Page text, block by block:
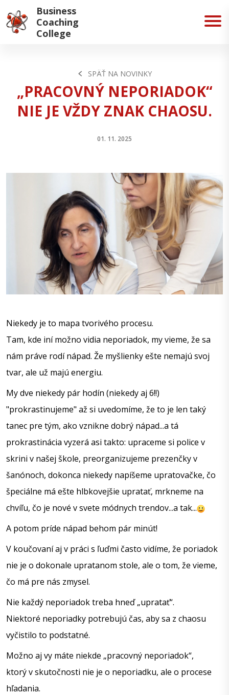
Business
Coaching
College
SPÄŤ NA NOVINKY
„PRACOVNÝ NEPORIADOK“
NIE JE VŽDY ZNAK CHAOSU.
01. 11. 2025
Niekedy je to mapa tvorivého procesu.
Tam, kde iní možno vidia neporiadok, my vieme, že sa
nám práve rodí nápad. Že myšlienky ešte nemajú svoj
tvar, ale už majú energiu.
My dve niekedy pár hodín (niekedy aj 6!!)
"prokrastinujeme" až si uvedomíme, že to je len taký
tanec pre tým, ako vznikne dobrý nápad...a tá
prokrastinácia vyzerá asi takto: upraceme si police v
skrini v našej škole, preorganizujeme prezenčky v
šanónoch, dokonca niekedy napíšeme upratovačke, čo
špeciálne má ešte hlbkovejšie upratať, mrkneme na
chvíľu, čo je nové v svete módnych trendov...a tak...
A potom príde nápad behom pár minút!
V koučovaní aj v práci s ľuďmi často vidíme, že poriadok
nie je o dokonale upratanom stole, ale o tom, že vieme,
čo má pre nás zmysel.
Nie každý neporiadok treba hneď „upratať“.
Niektoré neporiadky potrebujú čas, aby sa z chaosu
vyčistilo to podstatné.
Možno aj vy máte niekde „pracovný neporiadok“,
ktorý v skutočnosti nie je o neporiadku, ale o procese
hľadania.